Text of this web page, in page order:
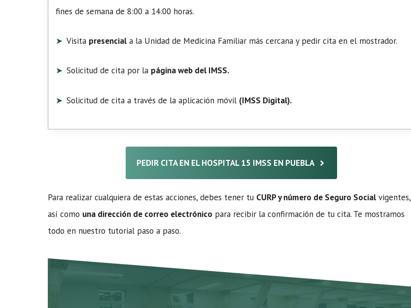
fines de semana de 8:00 a 14:00 horas.
Visita presencial a la Unidad de Medicina Familiar más cercana y pedir cita en el mostrador.
Solicitud de cita por la página web del IMSS.
Solicitud de cita a través de la aplicación móvil (IMSS Digital).
PEDIR CITA EN EL HOSPITAL 15 IMSS EN PUEBLA
Para realizar cualquiera de estas acciones, debes tener tu CURP y número de Seguro Social vigentes,
así como una dirección de correo electrónico para recibir la confirmación de tu cita. Te mostramos
todo en nuestro tutorial paso a paso.